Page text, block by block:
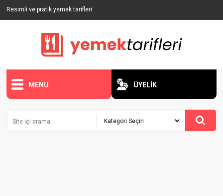
Resimli ve pratik yemek tarifleri
MENU ÜYELİK